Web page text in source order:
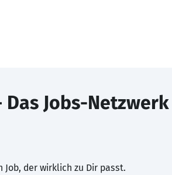
Das Jobs-Netzwerk
Job, der wirklich zu Dir passt.